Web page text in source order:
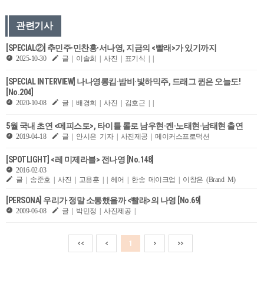
관련기사
[SPECIAL②] 추민주∙민찬홍∙서나영, 지금의 <빨래>가 있기까지
2025-10-30 글 | 이솔희 | 사진 | 표기식 | |
[SPECIAL INTERVIEW] 나나영롱킴·밤비·빛하믹주​, 드래그 퀸은 오늘도!
[No.204]
2020-10-08 글 | 배경희 | 사진 | 김호근 | |
5월 국내 초연 <메피스토>, 타이틀 롤로 남우현·켄·노태현·남태현 출연
2019-04-18 글 | 안시은 기자 | 사진제공 | 메이커스프로덕션
[SPOTLIGHT] <레 미제라블> 전나영 [No.148]
2016-02-03
글 | 송준호 | 사진 | 고용훈 | | 헤어 | 한송 메이크업 | 이창은 (Brand M)
[PERSONA] 우리가 정말 소통했을까 <빨래>의 나영 [No.69]
2009-06-08 글 | 박민정 | 사진제공 |
<< < 1 > >>